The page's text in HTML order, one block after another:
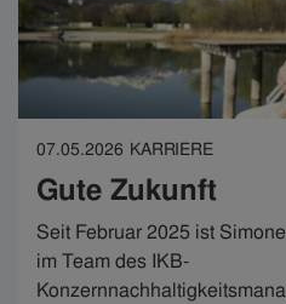
07.05.2026 KARRIERE
Gute Zukunft
Seit Februar 2025 ist
im Team des IKB-